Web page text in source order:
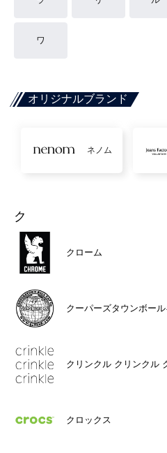
ワ
オリジナルブランド
ネノム
ク
クローム
クーパーズタウンボー
クリンクル クリンクル
クロックス